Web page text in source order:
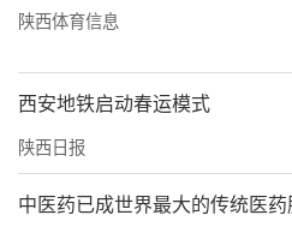
可以让皮肤变紧致，超
就是让脂肪变少。超声
就可以化妆。它就是仪
红，没有‘任何’恢复期
记者暗访·过度诱导
陕西体育信息
西安地铁启动春运模式
陕西日报
中医药已成世界最大的传统医